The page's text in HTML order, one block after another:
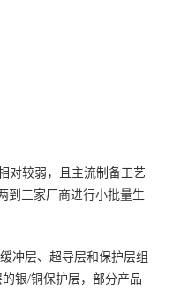
对较弱，且主流制备工艺
到三家厂商进行小批量生
冲层、超导层和保护层组
银/铜保护层，部分产品